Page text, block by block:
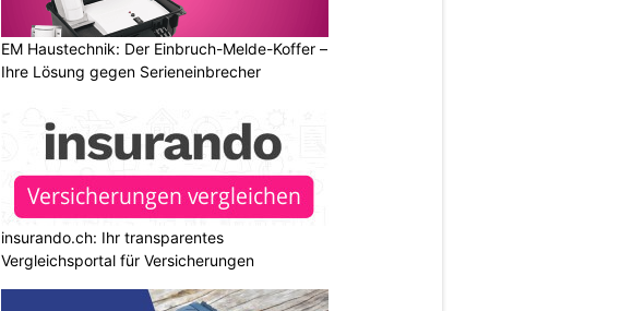
EM Haustechnik: Der Einbruch-Melde-Koffer –
Ihre Lösung gegen Serieneinbrecher
insurando.ch: Ihr transparentes
Vergleichsportal für Versicherungen